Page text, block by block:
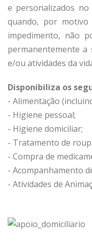
e personalizados
quando, por motivo
impedimento, não
permanentemente a
e/ou atividades da
Disponibiliza os
- Alimentação
- Higiene pessoal;
- Higiene domiciliar;
- Tratamento de
- Compra de
- Acompanhamento
- Atividades de